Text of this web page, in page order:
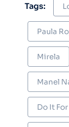
Tags:
Paula
Mirela
Manel
Do It